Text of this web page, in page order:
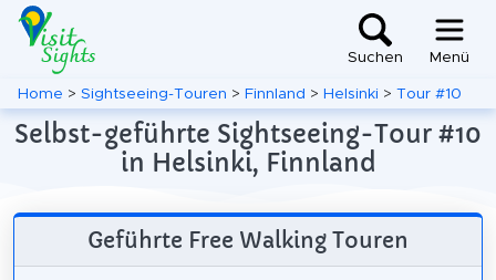
Suchen Menü
Home > Sightseeing-Touren > Finnland > Helsinki > Tour #10
Selbst-geführte Sightseeing-Tour #10
in Helsinki, Finnland
Geführte Free Walking Touren